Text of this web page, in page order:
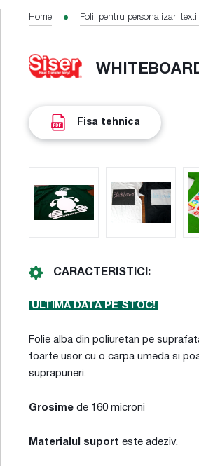
Home Folii pentru personalizari
Fisa tehnica
CARACTERISTICI:
ULTIMA DATA PE STOC!
Folie alba din poliuretan pe
foarte usor cu o carpa umeda si
suprapuneri.
Grosime de 160 microni
Materialul suport este adeziv.